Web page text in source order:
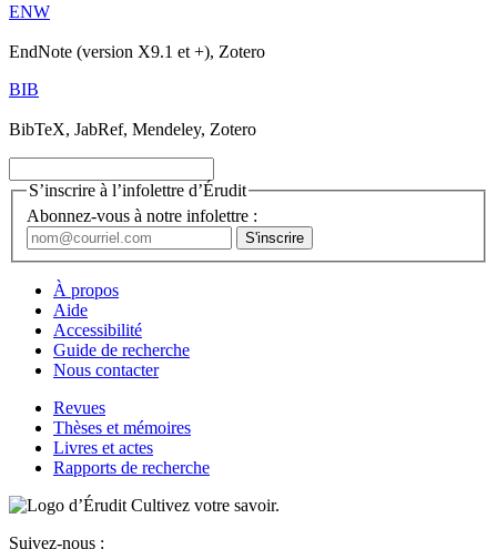
ENW
EndNote (version X9.1 et +), Zotero
BIB
BibTeX, JabRef, Mendeley, Zotero
S’inscrire à l’infolettre d’Érudit
Abonnez-vous à notre infolettre :
À propos
Aide
Accessibilité
Guide de recherche
Nous contacter
Revues
Thèses et mémoires
Livres et actes
Rapports de recherche
Cultivez votre savoir.
Suivez-nous :